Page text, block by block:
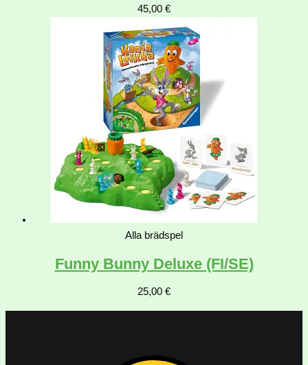
45,00 €
Alla brädspel
Funny Bunny Deluxe (FI/SE)
25,00 €